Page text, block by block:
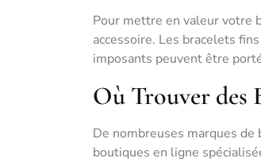
Pour mettre en valeur votre
accessoire. Les bracelets
imposants peuvent être
Où Trouver des
De nombreuses marques
boutiques en ligne